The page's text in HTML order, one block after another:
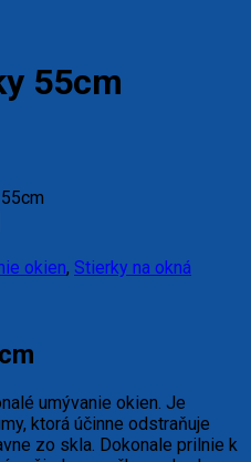
55cm
okien, Stierky na okná
umývanie okien. Je
ktorá účinne odstraňuje
zo skla. Dokonale prilnie k